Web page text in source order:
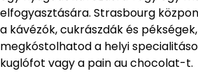
elfogyasztására. Strasbourg
a kávézók, cukrászdák és
megkóstolhatod a helyi
kuglófot vagy a pain au chocolat-t.